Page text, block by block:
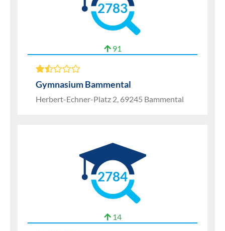
2783
91
Gymnasium Bammental
Herbert-Echner-Platz 2, 69245 Bammental
2784
14